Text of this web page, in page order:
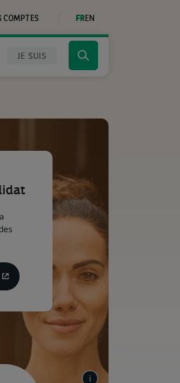
COMPTES
FREN
JE SUIS
Cliquer
moteur